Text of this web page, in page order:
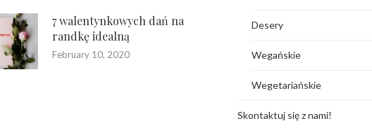
7 walentynkowych dań na
randkę idealną
February 10, 2020
Desery
Wegańskie
Wegetariańskie
Skontaktuj się z nami!